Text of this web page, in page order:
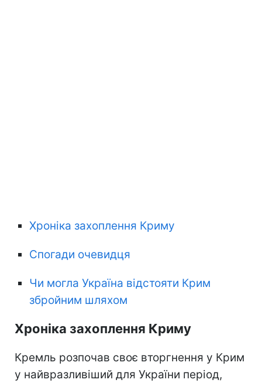
Хроніка захоплення Криму
Спогади очевидця
Чи могла Україна відстояти Крим
збройним шляхом
Хроніка захоплення Криму
Кремль розпочав своє вторгнення у Крим
у найвразливіший для України період,